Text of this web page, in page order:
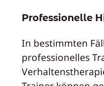
Professionelle
In bestimmten
professionelles